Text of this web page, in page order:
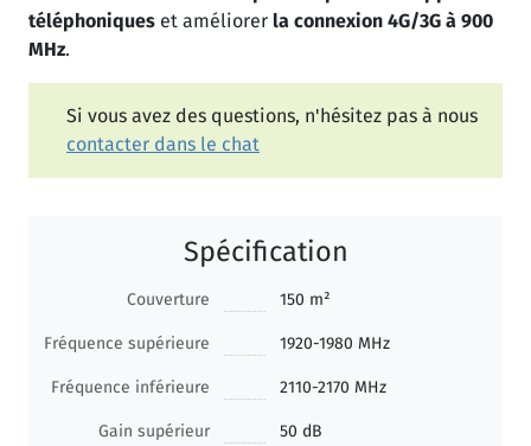
téléphoniques et améliorer la connexion 4G/3G à 900
MHz.
Si vous avez des questions, n'hésitez pas à nous
contacter dans le chat
Spécification
Couverture 150 m²
Fréquence supérieure 1920-1980 MHz
Fréquence inférieure 2110-2170 MHz
Gain supérieur 50 dB